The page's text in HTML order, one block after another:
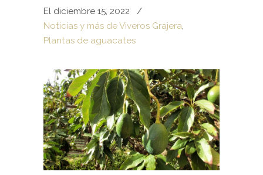
El diciembre 15, 2022
/
Noticias y más de Viveros Grajera,
Plantas de aguacates